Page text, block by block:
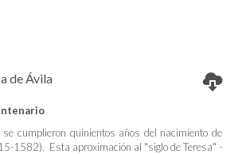
de Ávila
cumplieron quinientos años del nacimiento de
1582). Esta aproximación al "siglo de Teresa" -